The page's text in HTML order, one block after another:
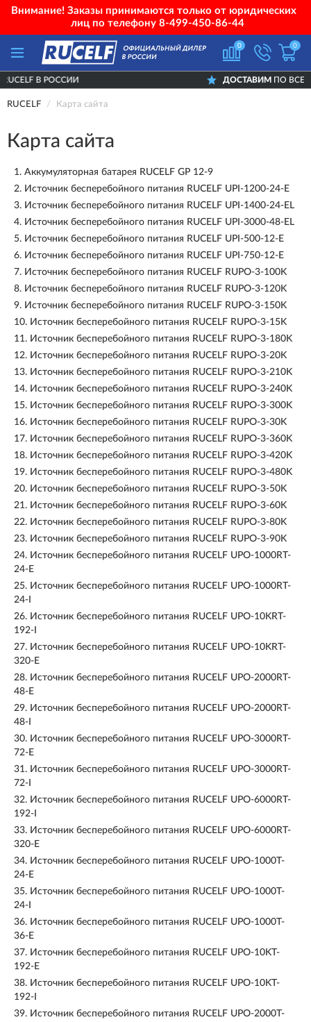
Внимание! Заказы принимаются только от юридических
лиц по телефону 8-499-450-86-44
0 0
ПО ВСЕЙ РОССИИ
RUCELF Карта сайта
Карта сайта
1. Аккумуляторная батарея RUCELF GP 12-9
2. Источник бесперебойного питания RUCELF UPI-1200-24-E
3. Источник бесперебойного питания RUCELF UPI-1400-24-EL
4. Источник бесперебойного питания RUCELF UPI-3000-48-EL
5. Источник бесперебойного питания RUCELF UPI-500-12-E
6. Источник бесперебойного питания RUCELF UPI-750-12-E
7. Источник бесперебойного питания RUCELF RUPO-3-100K
8. Источник бесперебойного питания RUCELF RUPO-3-120K
9. Источник бесперебойного питания RUCELF RUPO-3-150K
10. Источник бесперебойного питания RUCELF RUPO-3-15K
11. Источник бесперебойного питания RUCELF RUPO-3-180K
12. Источник бесперебойного питания RUCELF RUPO-3-20K
13. Источник бесперебойного питания RUCELF RUPO-3-210K
14. Источник бесперебойного питания RUCELF RUPO-3-240K
15. Источник бесперебойного питания RUCELF RUPO-3-300K
16. Источник бесперебойного питания RUCELF RUPO-3-30K
17. Источник бесперебойного питания RUCELF RUPO-3-360K
18. Источник бесперебойного питания RUCELF RUPO-3-420K
19. Источник бесперебойного питания RUCELF RUPO-3-480K
20. Источник бесперебойного питания RUCELF RUPO-3-50K
21. Источник бесперебойного питания RUCELF RUPO-3-60K
22. Источник бесперебойного питания RUCELF RUPO-3-80K
23. Источник бесперебойного питания RUCELF RUPO-3-90K
24. Источник бесперебойного питания RUCELF UPO-1000RT-
24-E
25. Источник бесперебойного питания RUCELF UPO-1000RT-
24-I
26. Источник бесперебойного питания RUCELF UPO-10KRT-
192-I
27. Источник бесперебойного питания RUCELF UPO-10KRT-
320-E
28. Источник бесперебойного питания RUCELF UPO-2000RT-
48-E
29. Источник бесперебойного питания RUCELF UPO-2000RT-
48-I
30. Источник бесперебойного питания RUCELF UPO-3000RT-
72-E
31. Источник бесперебойного питания RUCELF UPO-3000RT-
72-I
32. Источник бесперебойного питания RUCELF UPO-6000RT-
192-I
33. Источник бесперебойного питания RUCELF UPO-6000RT-
320-E
34. Источник бесперебойного питания RUCELF UPO-1000T-
24-E
35. Источник бесперебойного питания RUCELF UPO-1000T-
24-I
36. Источник бесперебойного питания RUCELF UPO-1000T-
36-E
37. Источник бесперебойного питания RUCELF UPO-10KT-
192-E
38. Источник бесперебойного питания RUCELF UPO-10KT-
192-I
39. Источник бесперебойного питания RUCELF UPO-2000T-